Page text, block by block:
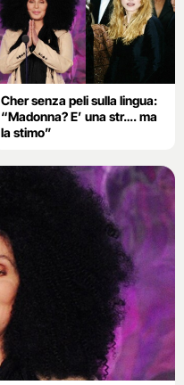
Cher senza peli sulla lingua:
“Madonna? E’ una str…. ma
la stimo”